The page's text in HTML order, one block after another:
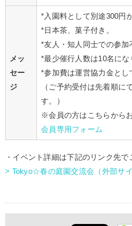
メッ
セー
ジ
*入園料として別途300円
*日本茶、菓子付き。
*友人・知人同士での参加
*最少催行人数は10名に
*参加費は運営協力金とし
（ご予約受付は先着順に
す。）
※会員の方はこちらから
会員専用フォーム
・イベント詳細は下記のリンク先で
> Tokyo☆春の庭園交流会（外部サイ